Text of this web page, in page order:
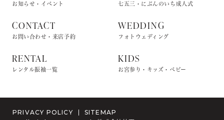
お知らせ・イベント
CONTACT
お問い合わせ・来店予約
RENTAL
レンタル振袖一覧
七五三・にぶんのいち成人式
WEDDING
フォトウェディング
KIDS
お宮参り・キッズ・ベビー
PRIVACY POLICY
SITEMAP